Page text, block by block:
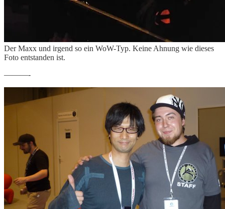
Der Maxx und irgend so ein WoW-Typ. Keine Ahnung wie dieses
Foto entstanden ist.
———-